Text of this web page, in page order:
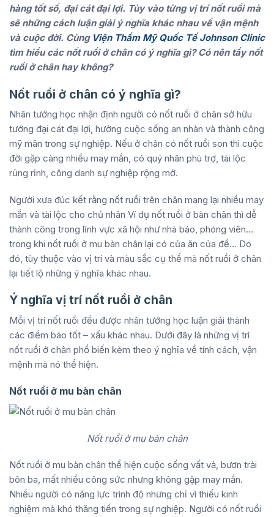
hàng tốt số, đại cát đại lợi. Tùy vào từng vị trí nốt ruồi mà
sẽ những cách luận giải ý nghĩa khác nhau về vận mệnh
và cuộc đời. Cùng Viện Thẩm Mỹ Quốc Tế Johnson Clinic
tìm hiểu các nốt ruồi ở chân có ý nghĩa gì? Có nên tẩy nốt
ruồi ở chân hay không?
Nốt ruồi ở chân có ý nghĩa gì?
Nhân tướng học nhận định người có nốt ruồi ở chân sở hữu
tướng đại cát đại lợi, hưởng cuộc sống an nhàn và thành công
mỹ mãn trong sự nghiệp. Nếu ở chân có nốt ruồi son thì cuộc
đời gặp càng nhiều may mắn, có quý nhân phù trợ, tài lộc
rủng rỉnh, công danh sự nghiệp rộng mở.
Người xưa đúc kết rằng nốt ruồi trên chân mang lại nhiều may
mắn và tài lộc cho chủ nhân Ví dụ nốt ruồi ở bàn chân thì dễ
thành công trong lĩnh vực xã hội như nhà báo, phóng viên…
trong khi nốt ruồi ở mu bàn chân lại có của ăn của để… Do
đó, tùy thuộc vào vị trí và màu sắc cụ thể mà nốt ruồi ở chân
lại tiết lộ những ý nghĩa khác nhau.
Ý nghĩa vị trí nốt ruồi ở chân
Mỗi vị trí nốt ruồi đều được nhân tướng học luận giải thành
các điểm báo tốt – xấu khác nhau. Dưới đây là những vị trí
nốt ruồi ở chân phổ biến kèm theo ý nghĩa về tính cách, vận
mệnh mà nó thể hiện.
Nốt ruồi ở mu bàn chân
Nốt ruồi ở mu bàn chân
Nốt ruồi ở mu bàn chân thể hiện cuộc sống vất vả, bươn trải
bôn ba, mất nhiều công sức nhưng không gặp may mắn.
Nhiều người có năng lực trình độ nhưng chỉ vì thiếu kinh
nghiệm mà khó thăng tiến trong sự nghiệp. Người có nốt ruồi